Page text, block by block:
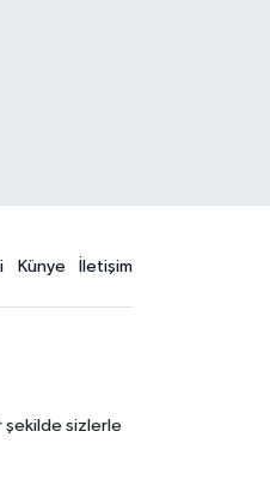
Künye İletişim
şekilde sizlerle